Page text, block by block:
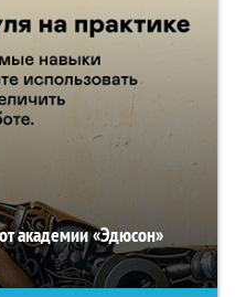
академии «Эдюсон»